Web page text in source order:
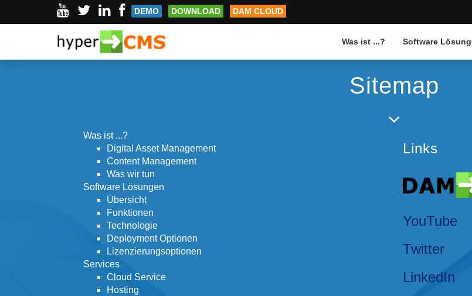
DEMO DOWNLOAD DAM CLOUD
Was ist ...? Software
Sitemap
Was ist ...?
Digital Asset Management
Content Management
Was wir tun
Software Lösungen
Übersicht
Funktionen
Technologie
Deployment Optionen
Lizenzierungsoptionen
Services
Cloud Service
Hosting
Links
YouTube
Twitter
LinkedIn